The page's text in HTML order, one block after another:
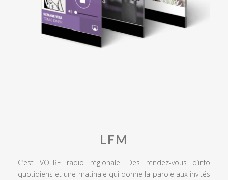
LFM
C’est VOTRE radio régionale. Des rendez-vous d’info
quotidiens et une matinale qui donne la parole aux invités